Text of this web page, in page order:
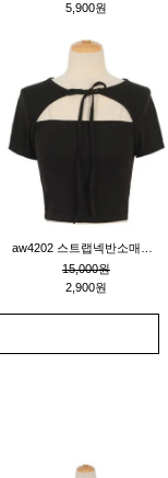
5,900원
15,000원
2,900원